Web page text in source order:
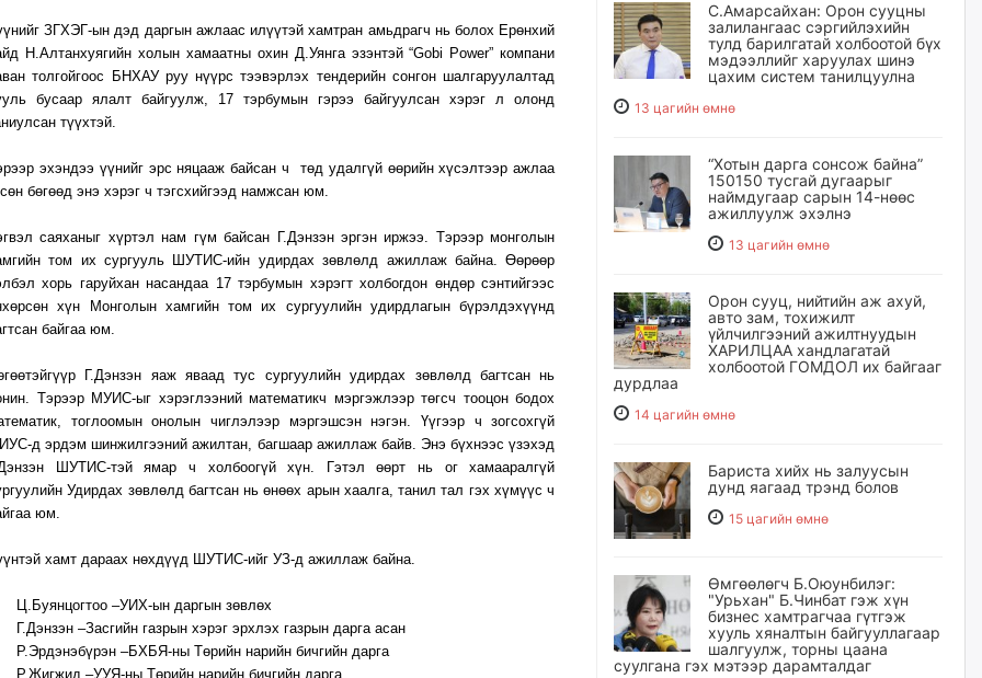
ЗГХЭГ-ын дэд даргын ажлаас илүүтэй хамтран амьдрагч нь болох Ерөнхий
Н.Алтанхуягийн холын хамаатны охин Д.Уянга эзэнтэй “Gobi Power” компани
толгойгоос БНХАУ руу нүүрс тээвэрлэх тендерийн сонгон шалгаруулалтад
бусаар ялалт байгуулж, 17 тэрбумын гэрээ байгуулсан хэрэг л олонд
түүхтэй.
эхэндээ үүнийг эрс няцааж байсан ч төд удалгүй өөрийн хүсэлтээр ажлаа
бөгөөд энэ хэрэг ч тэгсхийгээд намжсан юм.
саяханыг хүртэл нам гүм байсан Г.Дэнзэн эргэн иржээ. Тэрээр монголын
том их сургууль ШУТИС-ийн удирдах зөвлөлд ажиллаж байна. Өөрөөр
хорь гаруйхан насандаа 17 тэрбумын хэрэгт холбогдон өндөр сэнтийгээс
хүн Монголын хамгийн том их сургуулийн удирдлагын бүрэлдэхүүнд
байгаа юм.
Г.Дэнзэн яаж яваад тус сургуулийн удирдах зөвлөлд багтсан нь
Тэрээр МУИС-ыг хэрэглээний математикч мэргэжлээр төгсч тооцон бодох
тоглоомын онолын чиглэлээр мэргэшсэн нэгэн. Үүгээр ч зогсохгүй
д эрдэм шинжилгээний ажилтан, багшаар ажиллаж байв. Энэ бүхнээс үзэхэд
ШУТИС-тэй ямар ч холбоогүй хүн. Гэтэл өөрт нь ог хамааралгүй
Удирдах зөвлөлд багтсан нь өнөөх арын хаалга, танил тал гэх хүмүүс ч
юм.
хамт дараах нөхдүүд ШУТИС-ийг УЗ-д ажиллаж байна.
Ц.Буянцогтоо –УИХ-ын даргын зөвлөх
Г.Дэнзэн –Засгийн газрын хэрэг эрхлэх газрын дарга асан
Р.Эрдэнэбүрэн –БХБЯ-ны Төрийн нарийн бичгийн дарга
Р.Жигжид –УУЯ-ны Төрийн нарийн бичгийн дарга
С.Амарсайхан: Орон сууцны
залилангаас сэргийлэхийн
тулд барилгатай холбоотой бүх
мэдээллийг харуулах шинэ
цахим систем танилцуулна
13 цагийн өмнө
“Хотын дарга сонсож байна”
150150 тусгай дугаарыг
наймдугаар сарын 14-нөөс
ажиллуулж эхэлнэ
13 цагийн өмнө
Орон сууц, нийтийн аж ахуй,
авто зам, тохижилт
үйлчилгээний ажилтнуудын
ХАРИЛЦАА хандлагатай
холбоотой ГОМДОЛ их байгааг
дурдлаа
14 цагийн өмнө
Бариста хийх нь залуусын
дунд яагаад трэнд болов
15 цагийн өмнө
Өмгөөлөгч Б.Оюунбилэг:
"Урьхан" Б.Чинбат гэж хүн
бизнес хамтрагчаа гүтгэж
хууль хяналтын байгууллагаар
шалгуулж, торны цаана
суулгана гэх мэтээр дарамталдаг